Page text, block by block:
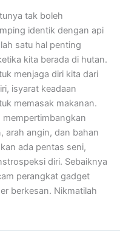
tak boleh
identik dengan api
satu hal penting
kita berada di hutan.
menjaga diri kita dari
isyarat keadaan
memasak makanan.
mempertimbangkan
arah angin, dan bahan
ada pentas seni,
diri. Sebaiknya
perangkat gadget
berkesan. Nikmatilah